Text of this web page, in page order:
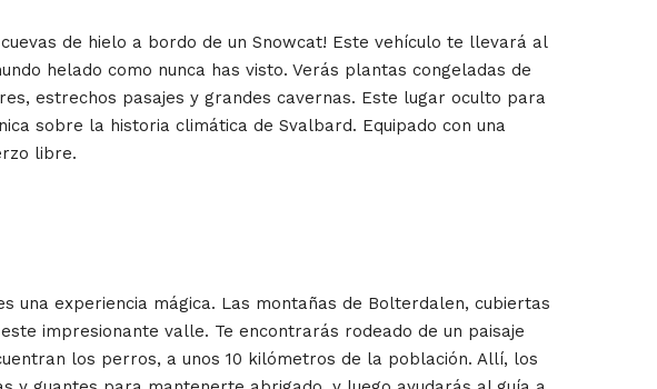
de hielo a bordo de un Snowcat! Este vehículo te llevará al
helado como nunca has visto. Verás plantas congeladas de
estrechos pasajes y grandes cavernas. Este lugar oculto para
sobre la historia climática de Svalbard. Equipado con una
libre.
experiencia mágica. Las montañas de Bolterdalen, cubiertas
impresionante valle. Te encontrarás rodeado de un paisaje
los perros, a unos 10 kilómetros de la población. Allí, los